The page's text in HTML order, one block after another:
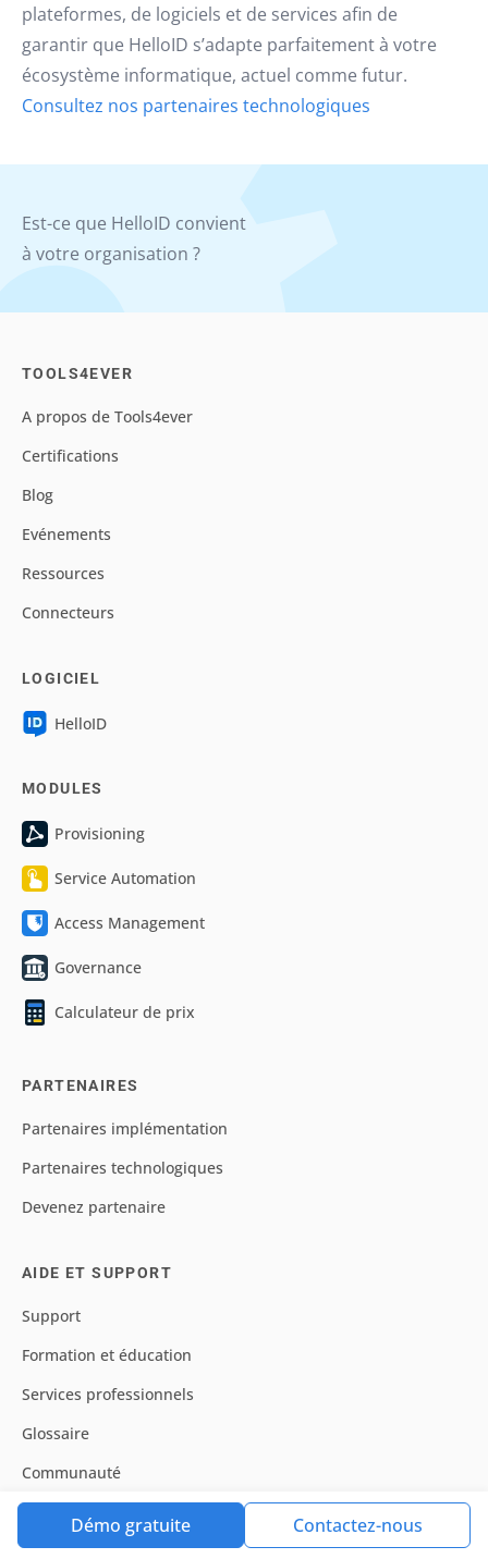
Démo gratuite Contactez-nous
plateformes, de logiciels et de services afin de
garantir que HelloID s’adapte parfaitement à votre
écosystème informatique, actuel comme futur.
Consultez nos partenaires technologiques
Est-ce que HelloID convient
à votre organisation ?
TOOLS4EVER
A propos de Tools4ever
Certifications
Blog
Evénements
Ressources
Connecteurs
LOGICIEL
HelloID
MODULES
Provisioning
Service Automation
Access Management
Governance
Calculateur de prix
PARTENAIRES
Partenaires implémentation
Partenaires technologiques
Devenez partenaire
AIDE ET SUPPORT
Support
Formation et éducation
Services professionnels
Glossaire
Communauté
Feuille de route